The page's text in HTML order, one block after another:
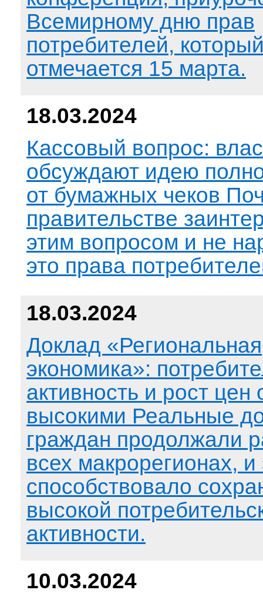
Всемирному дню прав
потребителей,
отмечается 15 марта.
18.03.2024
Кассовый вопрос:
обсуждают идею
от бумажных чеков
правительстве
этим вопросом и не
это права
18.03.2024
Доклад «Региональная
экономика»:
активность и рост цен
высокими Реальные
граждан продолжали
всех макрорегионах, и
способствовало
высокой
активности.
10.03.2024